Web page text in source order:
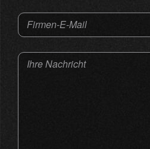
Firmen-E-Mail
Ihre Nachricht